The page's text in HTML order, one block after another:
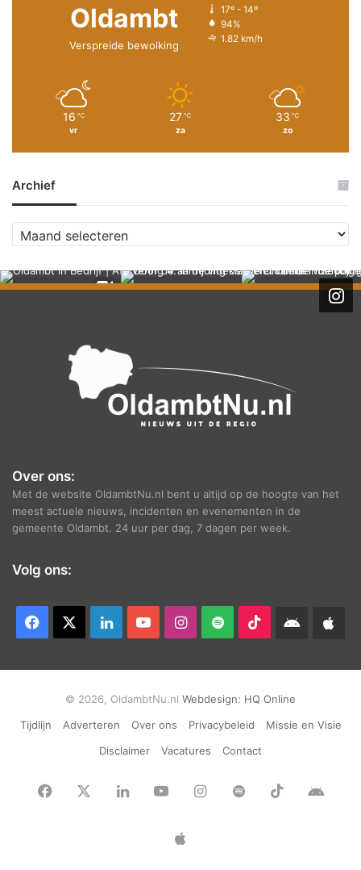
Oldambt
Verspreide bewolking
17º - 14º
94%
1.82 km/h
16 ℃
vr
27 ℃
za
33 ℃
zo
Archief
r
h
Over ons:
Met de website OldambtNu.nl bent u altijd op de hoogte van het
meest actuele nieuws, incidenten en evenementen in de
gemeente Oldambt. 24 uur per dag, 7 dagen per week.
Volg ons:
Facebook LinkedInYouTubeInstagram
Spotify TikTokAndroid
© 2026, OldambtNu.nl Webdesign: HQ Online
Tijdlijn
Adverteren Over ons Privacybeleid
Missie en Visie
Disclaimer
Vacatures Contact
Facebook LinkedInYouTubeInstagram
Spotify TikTok